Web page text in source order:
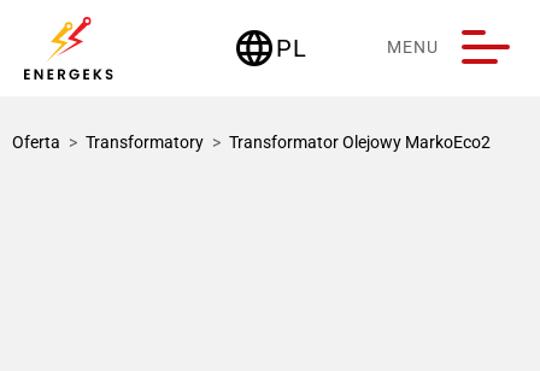
languagePL
Deutschland MENU
Oferta > Transformatory > Transformator Olejowy MarkoEco2